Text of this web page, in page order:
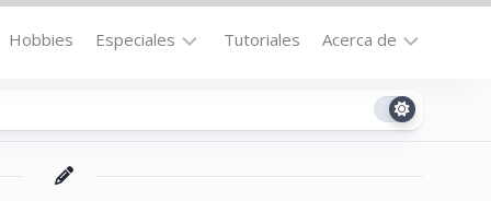
Hobbies Especiales
la
Tutoriales Acerca de
Contacto